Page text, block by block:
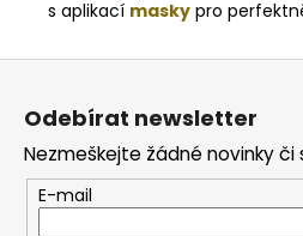
s aplikací masky pro
Z
Odebírat newsletter
Nezmeškejte žádné novinky či
E-mail